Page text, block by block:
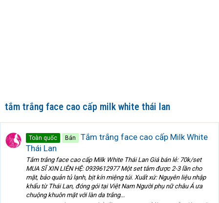
tắm trắng face cao cấp milk white thái lan
Toàn quốc Bán
Tắm trắng face cao cấp Milk White
Thái Lan
Tắm trắng face cao cấp Milk White Thái Lan Giá bán lẻ: 70k/set
MUA SĨ XIN LIÊN HỆ: 0939612977 Một set tắm được 2-3 lần cho
mặt, bảo quản tủ lạnh, bịt kín miệng túi. Xuất xứ: Nguyên liệu nhập
khẩu từ Thái Lan, đóng gói tại Việt Nam Người phụ nữ châu Á ưa
chuộng khuôn mặt với làn da trắng...